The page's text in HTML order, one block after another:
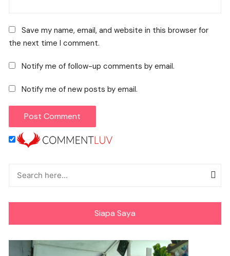
Save my name, email, and website in this browser for
the next time I comment.
Notify me of follow-up comments by email.
Notify me of new posts by email.
Siapa Saya